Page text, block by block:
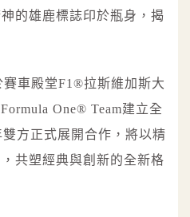
的雄鹿標誌印於瓶身，揭
賽車殿堂F1®拉斯維加斯大
One® Team建立全
方正式展開合作，將以精
共塑經典與創新的全新格